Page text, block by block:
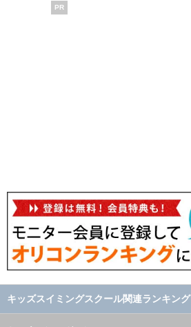
PR
キッズスイミングスクール関連ランキング